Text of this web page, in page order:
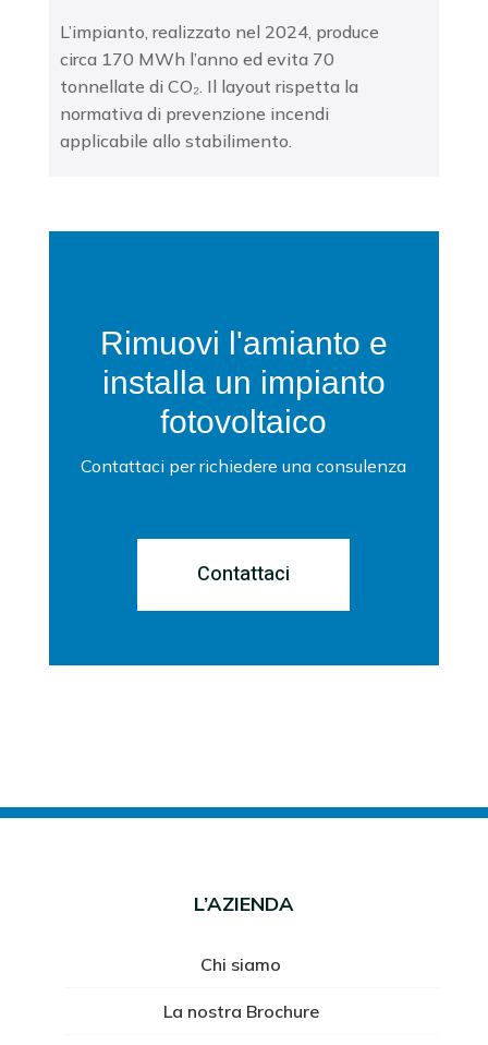
L’impianto, realizzato nel 2024, produce
circa 170 MWh l’anno ed evita 70
tonnellate di CO₂. Il layout rispetta la
normativa di prevenzione incendi
applicabile allo stabilimento.
Rimuovi l'amianto e
installa un impianto
fotovoltaico
Contattaci per richiedere una consulenza
Contattaci
L’AZIENDA
Chi siamo
La nostra Brochure